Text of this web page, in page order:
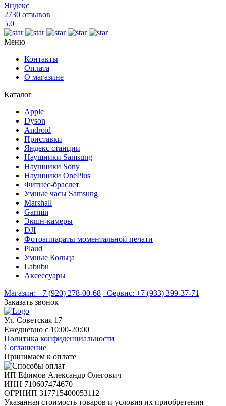
Яндекс
2730 отзывов
5.0
Меню
Контакты
Оплата
О магазине
Каталог
Apple
Dyson
Android
Приставки
Яндекс станции
Наушники Samsung
Наушники Sony
Наушники OnePlus
Фитнес-браслет
Умные часы Samsung
Marshall
Garmin
Экшн-камеры
DJI
Фотоаппараты моментальной печати
Plaud
Умные Кольца
Labubu
Аксессуары
Магазин: +7 (920) 278-00-68 Сервис: +7 (933) 399-37-71
Заказать звонок
Ул. Советская 17
Ежедневно с 10:00-20:00
Политика конфиденциальности
Соглашение
Принимаем к оплате
ИП Ефимов Александр Олегович
ИНН 710607474670
ОГРНИП 317715400053112
Указанная стоимость товаров и условия их приобретения